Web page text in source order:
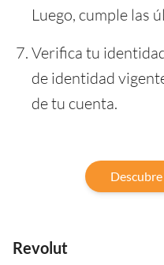
Luego, cumple las
Verifica tu
de identidad
de tu cuenta.
Revolut